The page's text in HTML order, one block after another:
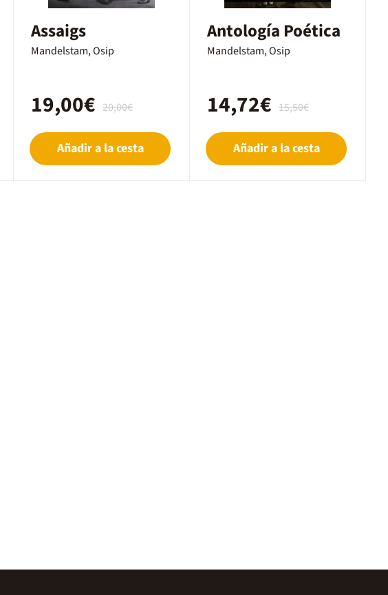
Assaigs
Mandelstam, Osip
20,00€
19,00€
Añadir a la cesta
Antología Poética
Mandelstam, Osip
15,50€
14,72€
Añadir a la cesta